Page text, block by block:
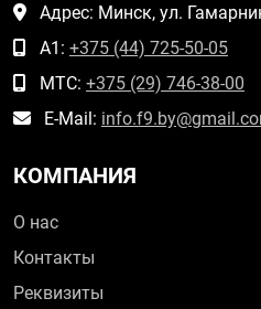
Адрес: Минск, ул.
А1: +375 (44) 725-50-05
МТС: +375 (29) 746-38-00
E-Mail:
КОМПАНИЯ
О нас
Контакты
Реквизиты